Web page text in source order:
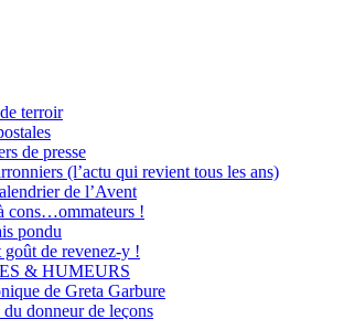
terroir
de presse
(l’actu qui revient tous les ans)
de l’Avent
cons…ommateurs !
pondu
goût de revenez-y !
& HUMEURS
de Greta Garbure
donneur de leçons